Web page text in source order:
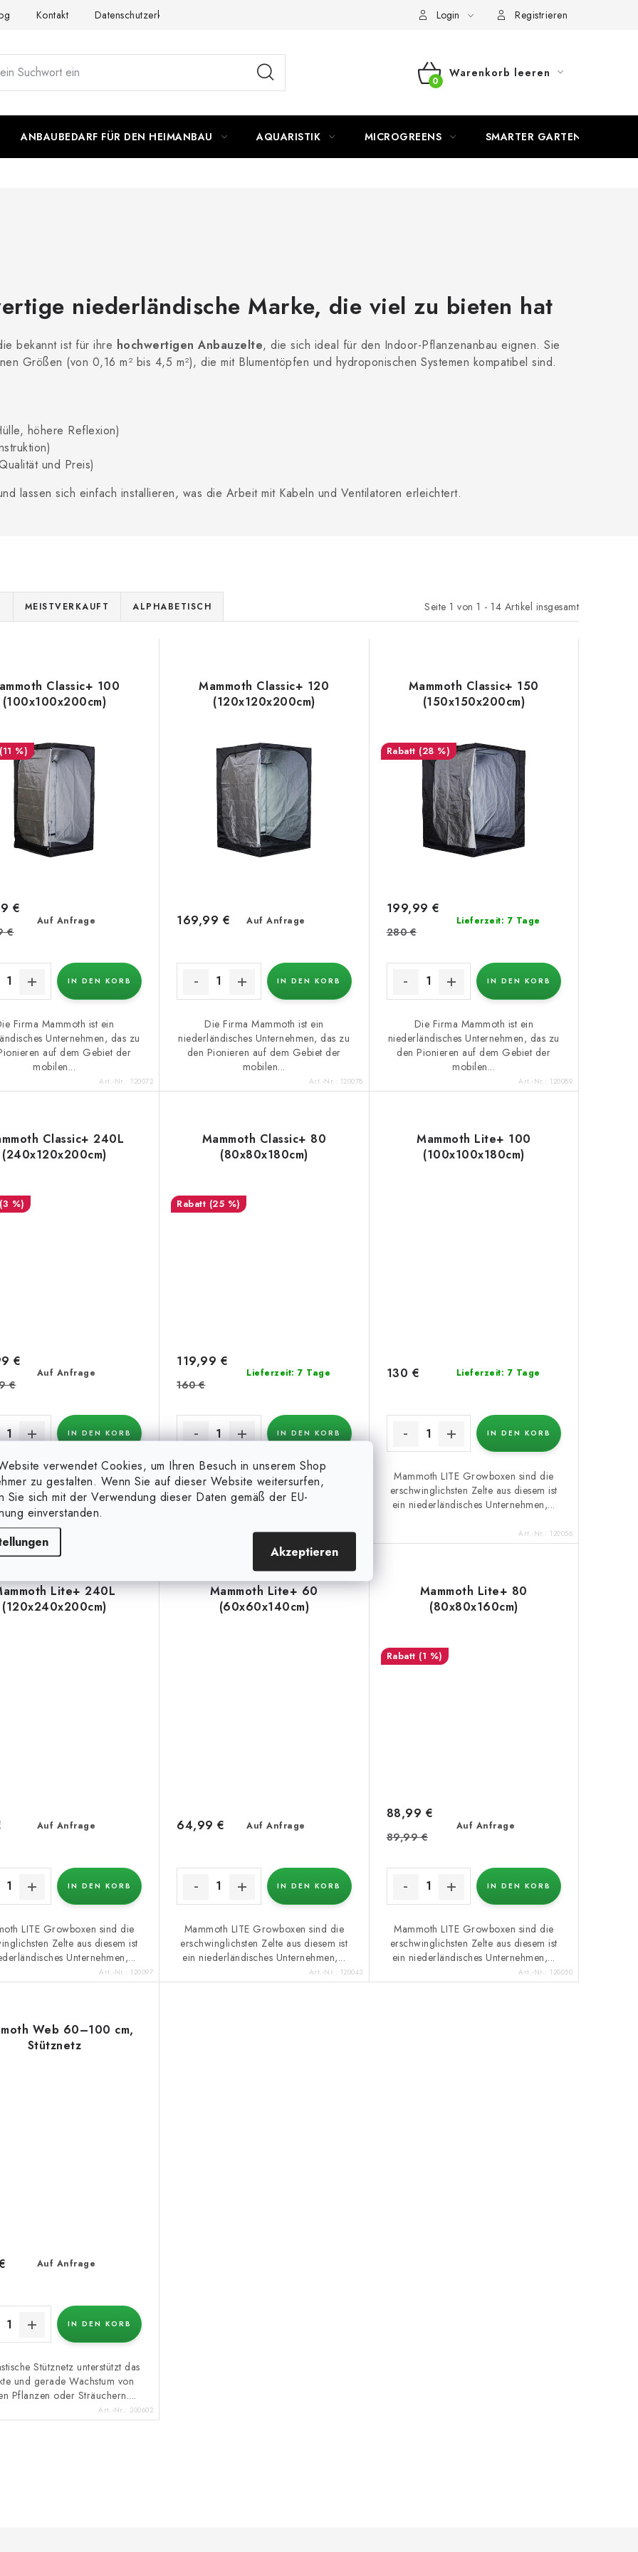
verwendet Cookies, um Ihren Besuch in unserem Shop
zu gestalten. Wenn Sie auf dieser Website weitersurfen,
Sie sich mit der Verwendung dieser Daten gemäß der EU-
einverstanden.
Akzeptieren
Kontakt Datenschutzerklärung Login Registrieren
WARENKORB
Warenkorb leeren
ANBAUBEDARF FÜR DEN HEIMANBAU AQUARISTIK MICROGREENS SMARTER GARTEN
niederländische Marke, die viel zu bieten hat
bekannt ist für ihre hochwertigen Anbauzelte, die sich ideal für den Indoor-Pflanzenanbau eignen. Sie
Größen (von 0,16 m² bis 4,5 m²), die mit Blumentöpfen und hydroponischen Systemen kompatibel sind.
höhere Reflexion)
und Preis)
lassen sich einfach installieren, was die Arbeit mit Kabeln und Ventilatoren erleichtert.
Seite 1 von 1 - 14 Artikel insgesamt
MEISTVERKAUFT ALPHABETISCH
Classic+ 100
(100x100x200cm)
(11 %)
Auf Anfrage
€
€
IN DEN KORB
Firma Mammoth ist ein
Unternehmen, das zu
auf dem Gebiet der
mobilen...
Art.-Nr.: 120072
Mammoth Classic+ 120
(120x120x200cm)
Auf Anfrage
169,99 €
IN DEN KORB
Die Firma Mammoth ist ein
niederländisches Unternehmen, das zu
den Pionieren auf dem Gebiet der
mobilen...
Art.-Nr.: 120078
Mammoth Classic+ 150
(150x150x200cm)
(28 %)
Lieferzeit: 7 Tage
199,99 €
280 €
IN DEN KORB
Die Firma Mammoth ist ein
niederländisches Unternehmen, das zu
den Pionieren auf dem Gebiet der
mobilen...
Art.-Nr.: 120089
Classic+ 240L
(240x120x200cm)
(3 %)
Auf Anfrage
€
€
IN DEN KORB
Firma Mammoth ist ein
Unternehmen, das zu
auf dem Gebiet der
mobilen...
Mammoth Classic+ 80
(80x80x180cm)
(25 %)
Lieferzeit: 7 Tage
119,99 €
160 €
IN DEN KORB
Die Firma Mammoth ist ein
niederländisches Unternehmen, das zu
den Pionieren auf dem Gebiet der
Art.-Nr.:120060
Mammoth Lite+ 100
(100x100x180cm)
Lieferzeit: 7 Tage
130 €
IN DEN KORB
Mammoth LITE Growboxen sind die
erschwinglichsten Zelte aus diesem ist
ein niederländisches Unternehmen,...
Art.-Nr.: 120056
Lite+ 240L
(120x240x200cm)
Auf Anfrage
IN DEN KORB
LITE Growboxen sind die
Zelte aus diesem ist
Unternehmen,...
Art.-Nr.: 120097
Mammoth Lite+ 60
(60x60x140cm)
Auf Anfrage
64,99 €
IN DEN KORB
Mammoth LITE Growboxen sind die
erschwinglichsten Zelte aus diesem ist
ein niederländisches Unternehmen,...
Art.-Nr.: 120043
Mammoth Lite+ 80
(80x80x160cm)
(1 %)
Auf Anfrage
88,99 €
89,99 €
IN DEN KORB
Mammoth LITE Growboxen sind die
erschwinglichsten Zelte aus diesem ist
ein niederländisches Unternehmen,...
Art.-Nr.: 120050
Web 60–100 cm,
Stütznetz
Auf Anfrage
IN DEN KORB
Stütznetz unterstützt das
und gerade Wachstum von
Pflanzen oder Sträuchern....
Art.-Nr.: 200602